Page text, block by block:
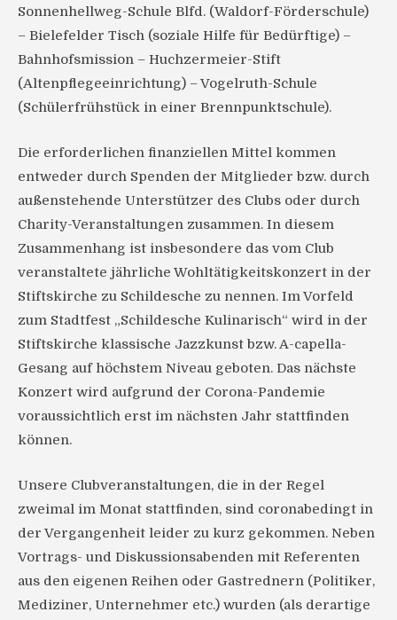
Sonnenhellweg-Schule Blfd. (Waldorf-Förderschule)
– Bielefelder Tisch (soziale Hilfe für Bedürftige) –
Bahnhofsmission – Huchzermeier-Stift
(Altenpflegeeinrichtung) – Vogelruth-Schule
(Schülerfrühstück in einer Brennpunktschule).
Die erforderlichen finanziellen Mittel kommen
entweder durch Spenden der Mitglieder bzw. durch
außenstehende Unterstützer des Clubs oder durch
Charity-Veranstaltungen zusammen. In diesem
Zusammenhang ist insbesondere das vom Club
veranstaltete jährliche Wohltätigkeitskonzert in der
Stiftskirche zu Schildesche zu nennen. Im Vorfeld
zum Stadtfest „Schildesche Kulinarisch“ wird in der
Stiftskirche klassische Jazzkunst bzw. A-capella-
Gesang auf höchstem Niveau geboten. Das nächste
Konzert wird aufgrund der Corona-Pandemie
voraussichtlich erst im nächsten Jahr stattfinden
können.
Unsere Clubveranstaltungen, die in der Regel
zweimal im Monat stattfinden, sind coronabedingt in
der Vergangenheit leider zu kurz gekommen. Neben
Vortrags- und Diskussionsabenden mit Referenten
aus den eigenen Reihen oder Gastrednern (Politiker,
Mediziner, Unternehmer etc.) wurden (als derartige